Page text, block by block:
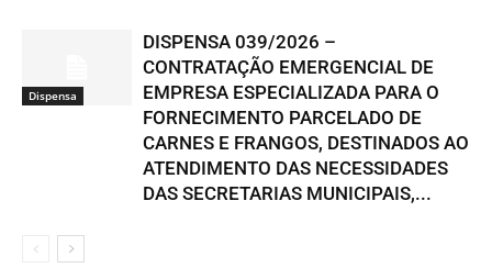
Dispensa
DISPENSA 039/2026 –
CONTRATAÇÃO EMERGENCIAL DE
EMPRESA ESPECIALIZADA PARA O
FORNECIMENTO PARCELADO DE
CARNES E FRANGOS, DESTINADOS AO
ATENDIMENTO DAS NECESSIDADES
DAS SECRETARIAS MUNICIPAIS,...